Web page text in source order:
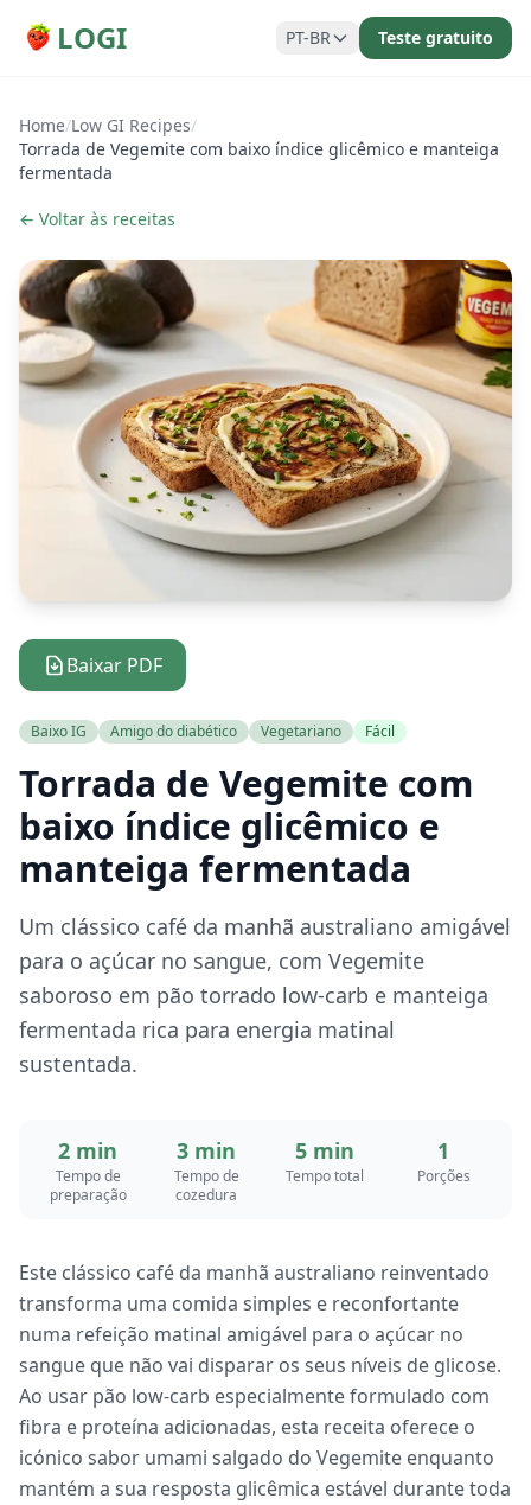
LOGI PT-BR Teste gratuito
Home/Low GI Recipes/
Torrada de Vegemite com baixo índice glicêmico e manteiga
fermentada
← Voltar às receitas
Baixar PDF
Baixo IG Amigo do diabético Vegetariano Fácil
Torrada de Vegemite com
baixo índice glicêmico e
manteiga fermentada
Um clássico café da manhã australiano amigável
para o açúcar no sangue, com Vegemite
saboroso em pão torrado low-carb e manteiga
fermentada rica para energia matinal
sustentada.
2 min
Tempo de
preparação
3 min
Tempo de
cozedura
5 min
Tempo total
1
Porções
Este clássico café da manhã australiano reinventado
transforma uma comida simples e reconfortante
numa refeição matinal amigável para o açúcar no
sangue que não vai disparar os seus níveis de glicose.
Ao usar pão low-carb especialmente formulado com
fibra e proteína adicionadas, esta receita oferece o
icónico sabor umami salgado do Vegemite enquanto
mantém a sua resposta glicêmica estável durante toda